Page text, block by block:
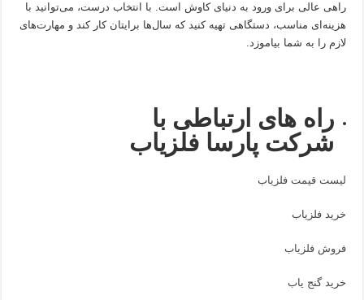
راهی عالی برای ورود به دنیای کاوش است. با انتخاب درست، می‌توانید با
هزینه‌ای مناسب، دستگاهی تهیه کنید که سال‌ها برایتان کار کند و مهارت‌های
لازم را به شما بیاموزد.
راه های ارتباطی با
شرکت پارسا فلزیاب
لیست قیمت فلزیاب
خرید فلزیاب
فروش فلزیاب
خرید گنج یاب